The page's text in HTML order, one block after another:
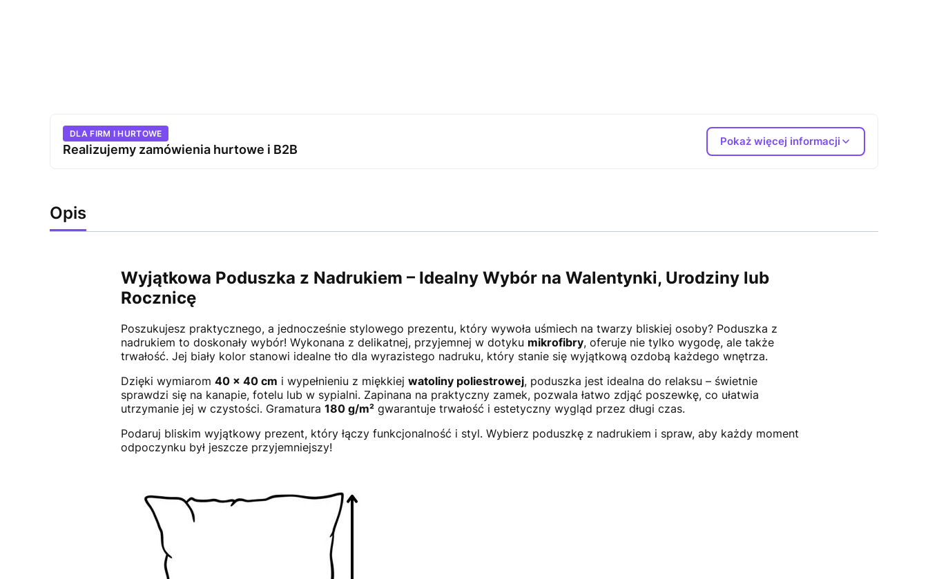
DLA FIRM I HURTOWE
Realizujemy zamówienia hurtowe i B2B
Pokaż więcej informacji
Opis
Wyjątkowa Poduszka z Nadrukiem – Idealny Wybór na Walentynki, Urodziny lub
Rocznicę
Poszukujesz praktycznego, a jednocześnie stylowego prezentu, który wywoła uśmiech na twarzy bliskiej osoby? Poduszka z
nadrukiem to doskonały wybór! Wykonana z delikatnej, przyjemnej w dotyku mikrofibry, oferuje nie tylko wygodę, ale także
trwałość. Jej biały kolor stanowi idealne tło dla wyrazistego nadruku, który stanie się wyjątkową ozdobą każdego wnętrza.
Dzięki wymiarom 40 x 40 cm i wypełnieniu z miękkiej watoliny poliestrowej, poduszka jest idealna do relaksu – świetnie
sprawdzi się na kanapie, fotelu lub w sypialni. Zapinana na praktyczny zamek, pozwala łatwo zdjąć poszewkę, co ułatwia
utrzymanie jej w czystości. Gramatura 180 g/m²gwarantuje trwałość i estetyczny wygląd przez długi czas.
Podaruj bliskim wyjątkowy prezent, który łączy funkcjonalność i styl. Wybierz poduszkę z nadrukiem i spraw, aby każdy moment
odpoczynku był jeszcze przyjemniejszy!